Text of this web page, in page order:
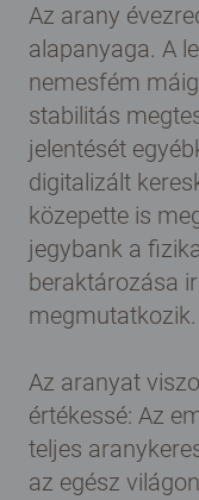
Az arany
alapanyaga. A
nemesfém
stabilitás
jelentését
digitalizált
közepette is
jegybank a
beraktározása
megmutatkozik.
Az aranyat
értékessé: Az
teljes
az egész